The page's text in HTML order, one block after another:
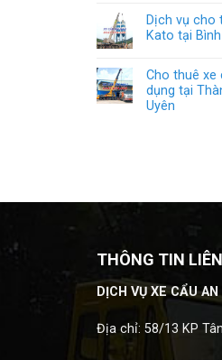
Dịch vụ cho
Kato tại
Cho thuê xe
dụng tại
Uyên
THÔNG TIN
DỊCH VỤ XE CẨU
Địa chỉ: 58/13 KP